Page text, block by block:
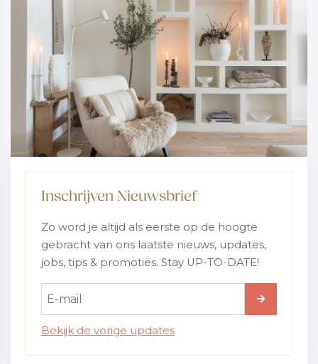
Inschrijven Nieuwsbrief
Zo word je altijd als eerste op de hoogte
gebracht van ons laatste nieuws, updates,
jobs, tips & promoties. Stay UP-TO-DATE!
Bekijk de vorige updates